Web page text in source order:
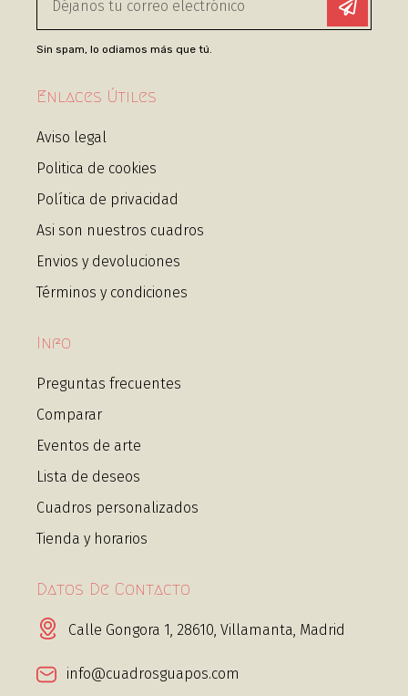
Sin spam, lo odiamos más que tú.
Enlaces Útiles
Aviso legal
Politica de cookies
Política de privacidad
Asi son nuestros cuadros
Envios y devoluciones
Términos y condiciones
Info
Preguntas frecuentes
Comparar
Eventos de arte
Lista de deseos
Cuadros personalizados
Tienda y horarios
Datos De Contacto
Calle Gongora 1, 28610, Villamanta, Madrid
info@cuadrosguapos.com